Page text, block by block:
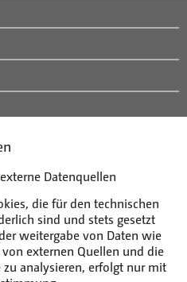
externe Datenquellen
die für den technischen
sind und stets gesetzt
weitergabe von Daten wie
externen Quellen und die
analysieren, erfolgt nur mit